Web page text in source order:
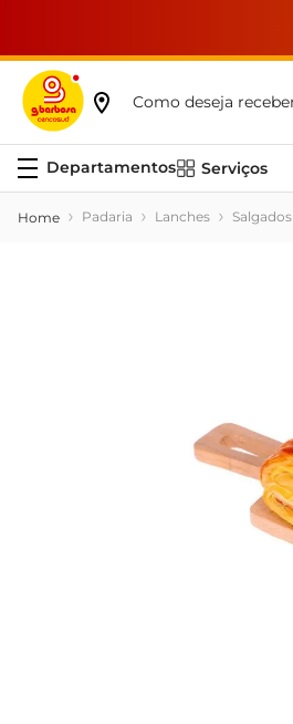
Como deseja
Serviços
Padaria Lanches Salgados